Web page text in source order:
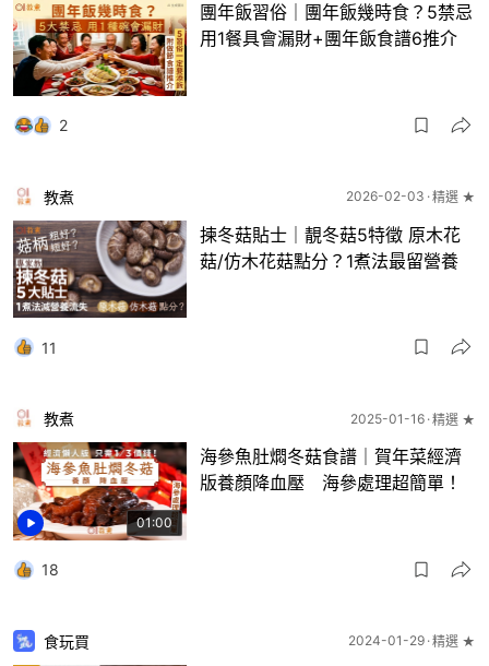
團年飯習俗｜團年飯幾時食？5禁忌
用1餐具會漏財+團年飯食譜6推介
2
教煮 2026-02-03 精選 ★
揀冬菇貼士｜靚冬菇5特徵 原木花
菇/仿木花菇點分？1煮法最留營養
11
01:00
教煮 2025-01-16 精選 ★
海參魚肚燜冬菇食譜｜賀年菜經濟
版養顏降血壓 海參處理超簡單！
18
食玩買 2024-01-29 精選 ★